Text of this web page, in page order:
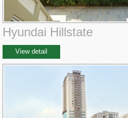
Hyundai Hillstate
View detail